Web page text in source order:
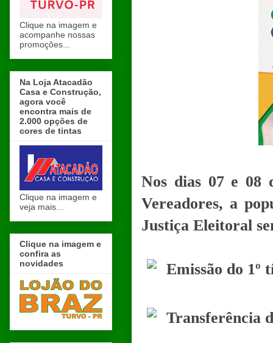
Nos dias 07 e 08
Vereadores, a
Justiça Eleitoral
Emissão do 1º
Transferência
Clique na imagem e
acompanhe nossas
promoções...
Na Loja Atacadão
Casa e Construção,
agora você
encontra mais de
2.000 opções de
cores de tintas
Clique na imagem e
veja mais...
Clique na imagem e
confira as
novidades